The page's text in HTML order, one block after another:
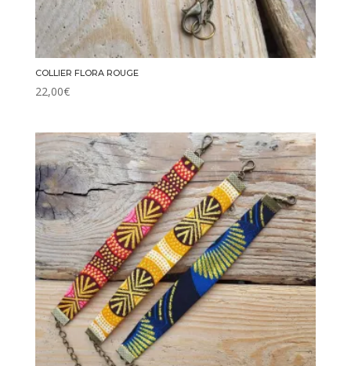
COLLIER FLORA ROUGE
22,00€